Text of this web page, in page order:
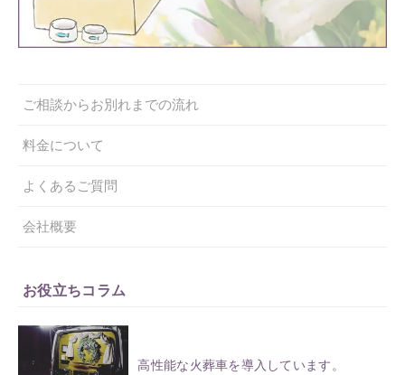
ご相談からお別れまでの流れ
料金について
よくあるご質問
会社概要
お役立ちコラム
高性能な火葬車を導入しています。